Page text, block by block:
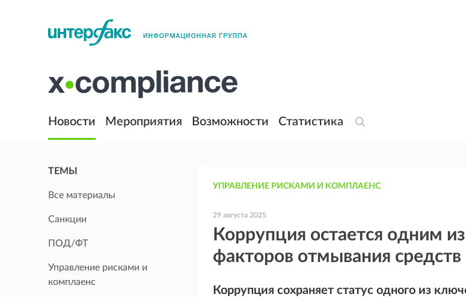
Новости Мероприятия Возможности Статистика
ТЕМЫ
Все материалы
Санкции
ПОД/ФТ
Управление рисками и
комплаенс
УПРАВЛЕНИЕ РИСКАМИ И КОМПЛАЕНС
29 августа 2025
Коррупция остается одним
факторов отмывания средств
Коррупция сохраняет статус одного из